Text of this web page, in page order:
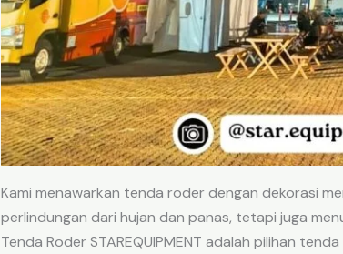
Kami menawarkan tenda roder dengan dekorasi
perlindungan dari hujan dan panas, tetapi juga
Tenda Roder STAREQUIPMENT adalah pilihan